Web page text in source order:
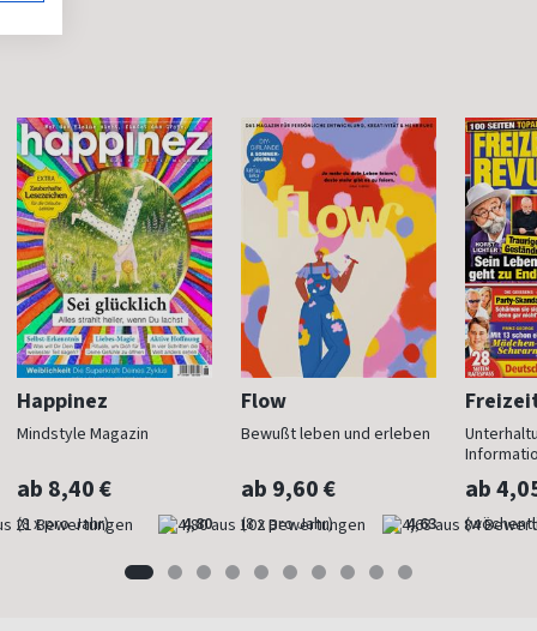
Happinez
Mindstyle Magazin
ab 8,40 €
(8 x pro Jahr) 4,80
Flow
Bewußt leben und erleben
ab 9,60 €
(8 x pro Jahr) 4,63
ab